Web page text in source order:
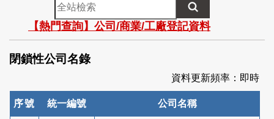
站
檢
索
【熱門查詢】公司/商業/工廠登記資料
閉鎖性公司名錄
資料更新頻率：即時
序號 統一編號 公司名稱